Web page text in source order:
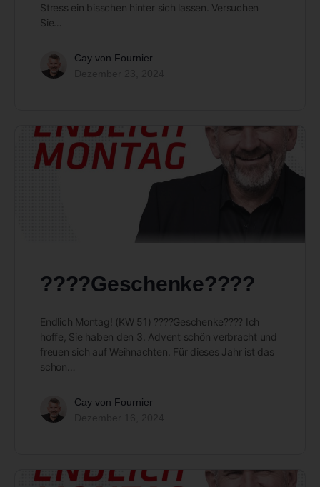
Stress ein bisschen hinter sich lassen. Versuchen
Sie…
Cay von Fournier
????Geschenke????
Endlich Montag! (KW 51) ????Geschenke???? Ich
hoffe, Sie haben den 3. Advent schön verbracht und
freuen sich auf Weihnachten. Für dieses Jahr ist das
schon…
Cay von Fournier